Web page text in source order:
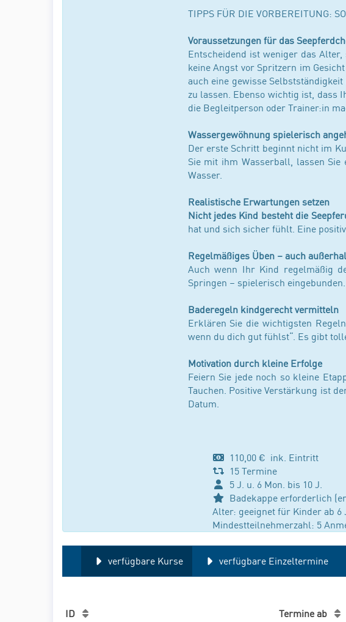
TIPPS FÜR DIE VORBEREITUNG:
Voraussetzungen für das
Entscheidend ist weniger das
keine Angst vor Spritzern im
auch eine gewisse
zu lassen. Ebenso wichtig ist, dass
die Begleitperson oder Trainer:in
Wassergewöhnung spielerisch
Der erste Schritt beginnt nicht im
Sie mit ihm Wasserball, lassen
Wasser.
Realistische Erwartungen setzen
Nicht jedes Kind besteht die
hat und sich sicher fühlt. Eine
Regelmäßiges Üben – auch
Auch wenn Ihr Kind regelmäßig
Springen – spielerisch
Baderegeln kindgerecht vermitteln
Erklären Sie die wichtigsten
wenn du dich gut fühlst“. Es gibt
Motivation durch kleine Erfolge
Feiern Sie jede noch so kleine
Tauchen. Positive Verstärkung ist
Datum.
110,00 € ink. Eintritt
15 Termine
5 J. u. 6 Mon. bis 10 J.
Badekappe erforderlich
Alter: geeignet für Kinder ab 6
Mindestteilnehmerzahl: 5
verfügbare Kurse verfügbare Einzeltermine
ID Termine ab